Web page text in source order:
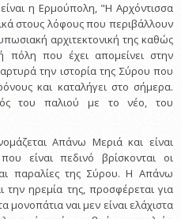
η Ερμούπολη, "Η Αρχόντισσα
στους λόφους που περιβάλλουν
αρχιτεκτονική της καθώς
πόλη που έχει απομείνει στην
την ιστορία της Σύρου που
και καταλήγει στο σήμερα.
του παλιού με το νέο, του
Απάνω Μεριά και είναι
είναι πεδινό βρίσκονται οι
παραλίες της Σύρου. Η Απάνω
την ηρεμία της, προσφέρεται για
μονοπάτια ναι μεν είναι ελάχιστα